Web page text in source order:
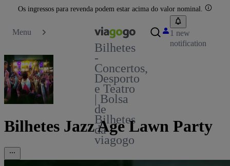
Os ingressos para revenda podem estar acima do valor nominal.
Menu
Bilhetes
-
Concertos,
Desporto
e Teatro
| Bolsa
de
Bilhetes
da
viagogo
1 new
notification
Bilhetes Jazz Age Lawn Party